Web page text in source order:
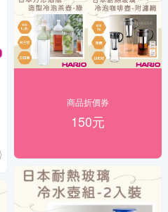
商品折價券
150元